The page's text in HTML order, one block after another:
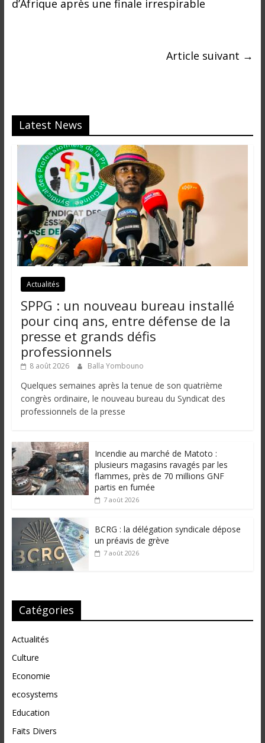
d’Afrique après une finale irrespirable
Article suivant →
Latest News
Actualités
SPPG : un nouveau bureau installé
pour cinq ans, entre défense de la
presse et grands défis
professionnels
8 août 2026 Balla Yombouno
Quelques semaines après la tenue de son quatrième
congrès ordinaire, le nouveau bureau du Syndicat des
professionnels de la presse
Incendie au marché de Matoto :
plusieurs magasins ravagés par les
flammes, près de 70 millions GNF
partis en fumée
7 août 2026
BCRG : la délégation syndicale dépose
un préavis de grève
7 août 2026
Catégories
Actualités
Culture
Economie
ecosystems
Education
Faits Divers